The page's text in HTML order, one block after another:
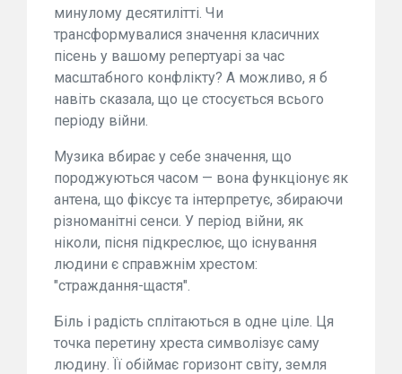
минулому десятилітті. Чи
трансформувалися значення класичних
пісень у вашому репертуарі за час
масштабного конфлікту? А можливо, я б
навіть сказала, що це стосується всього
періоду війни.
Музика вбирає у себе значення, що
породжуються часом — вона функціонує як
антена, що фіксує та інтерпретує, збираючи
різноманітні сенси. У період війни, як
ніколи, пісня підкреслює, що існування
людини є справжнім хрестом:
"страждання-щастя".
Біль і радість сплітаються в одне ціле. Ця
точка перетину хреста символізує саму
людину. Її обіймає горизонт світу, земля